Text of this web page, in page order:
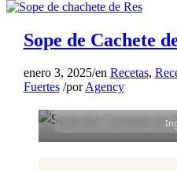
7
Cuela y fríe
las hojas de
fuego medio,
moviendo
mismo tiempo
gusto.
María Arroyo.
Sope de Cachete
enero 3, 2025/en Recetas,
Fuertes /porAgency
3